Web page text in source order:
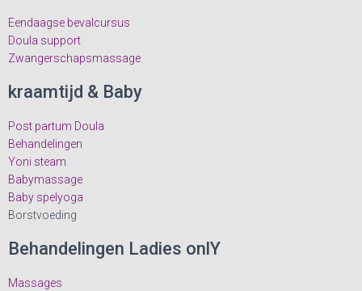
Eendaagse bevalcursus
Doula support
Zwangerschapsmassage
kraamtijd & Baby
Post partum Doula
Behandelingen
Yoni steam
Babymassage
Baby spelyoga
Borstvoeding
Behandelingen Ladies onlY
Massages